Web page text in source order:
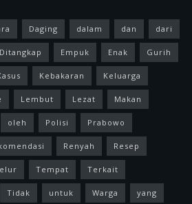
Daging dalam dan dari
Ditangkap Empuk Enak Gurih
Kebakaran Keluarga
Lembut Lezat Makan
oleh Polisi Prabowo
Renyah Resep
Tempat Terkait
Tidak untuk Warga yang